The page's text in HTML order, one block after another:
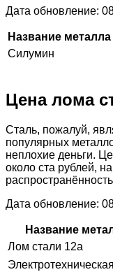
Дата обновление:
Название металла
Силумин
Цена лома
Сталь, пожалуй,
популярных
неплохие деньги.
около ста рублей,
Дата обновление:
Название
Лом стали 12а